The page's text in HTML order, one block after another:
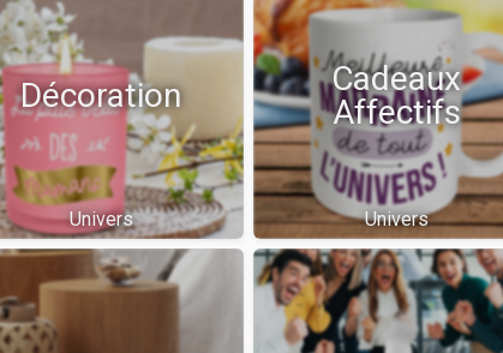
Décoration
Univers
Cadeaux
Affectifs
Univers